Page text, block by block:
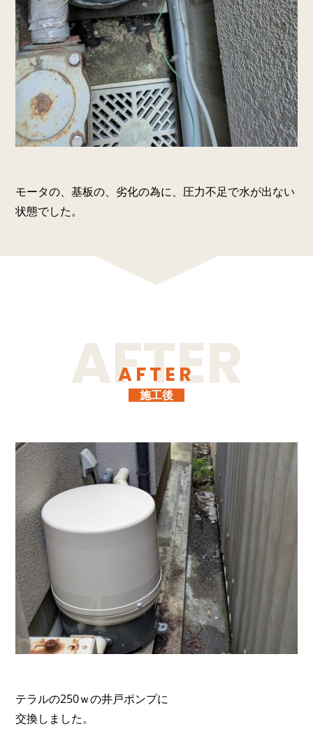
モータの、基板の、劣化の為に、圧力不足で水が出ない
状態でした。
AFTER
施工後
テラルの250ｗの井戸ポンプに
交換しました。